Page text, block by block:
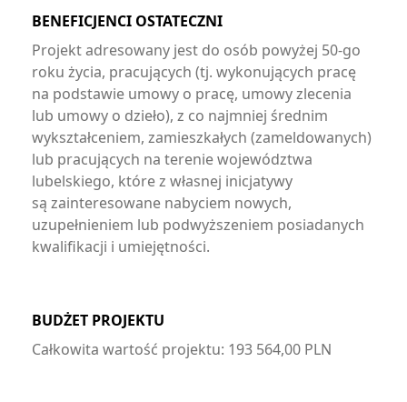
BENEFICJENCI OSTATECZNI
Projekt adresowany jest do osób powyżej 50-go
roku życia, pracujących (tj. wykonujących pracę
na podstawie umowy o pracę, umowy zlecenia
lub umowy o dzieło), z co najmniej średnim
wykształceniem, zamieszkałych (zameldowanych)
lub pracujących na terenie województwa
lubelskiego, które z własnej inicjatywy
są zainteresowane nabyciem nowych,
uzupełnieniem lub podwyższeniem posiadanych
kwalifikacji i umiejętności.
BUDŻET PROJEKTU
Całkowita wartość projektu: 193 564,00 PLN